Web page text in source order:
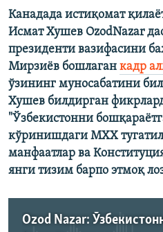
Канадада истиқомат
Исмат Хушев OzodNazar
президенти вазифасини
Мирзиёв бошлаган кадр
ўзининг муносабатини
Хушев билдирган
"Ўзбекистонни
кўринишдаги МХХ
манфаатлар ва
янги тизим барпо этмоқ